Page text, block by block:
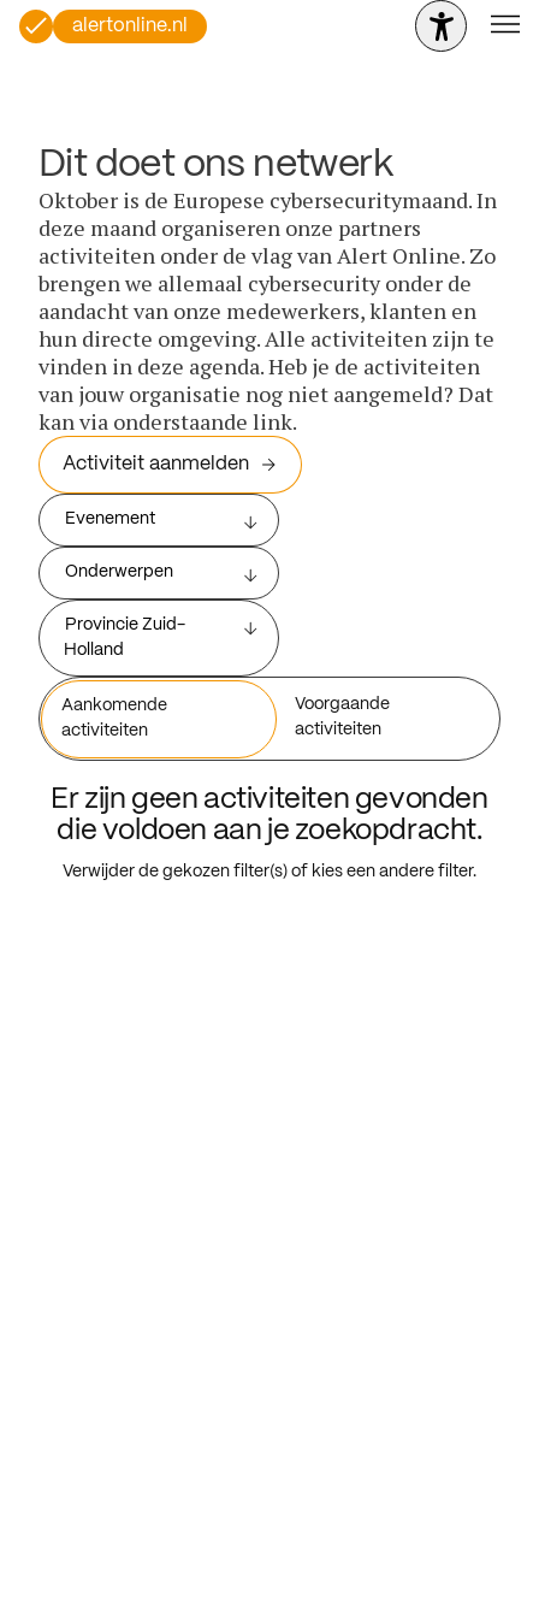
alertonline.nl
Dit doet ons netwerk
Oktober is de Europese cybersecuritymaand. In
deze maand organiseren onze partners
activiteiten onder de vlag van Alert Online. Zo
brengen we allemaal cybersecurity onder de
aandacht van onze medewerkers, klanten en
hun directe omgeving. Alle activiteiten zijn te
vinden in deze agenda. Heb je de activiteiten
van jouw organisatie nog niet aangemeld? Dat
kan via onderstaande link.
Activiteit aanmelden
Evenement
Onderwerpen
Provincie Zuid-
Holland
Aankomende
activiteiten
Voorgaande
activiteiten
Er zijn geen activiteiten gevonden
die voldoen aan je zoekopdracht.
Verwijder de gekozen filter(s) of kies een andere filter.